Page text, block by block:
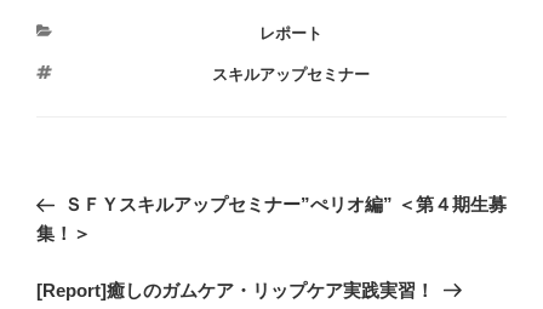
カ
ゴ
レポート
タ
スキルアップセミナー
稿
ビ
過
去
投
ＳＦＹスキルアップセミナー”ぺリオ編” ＜第４期生募
集！＞
次
[Report]癒しのガムケア・リップケア実践実習！